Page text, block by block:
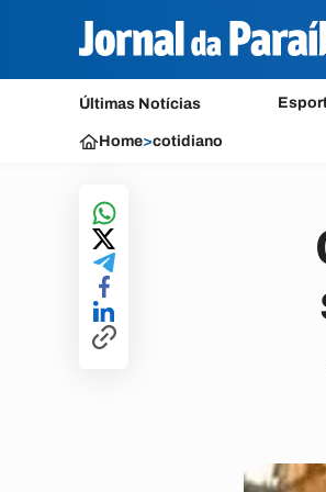
Últimas Notícias
Home>cotidiano